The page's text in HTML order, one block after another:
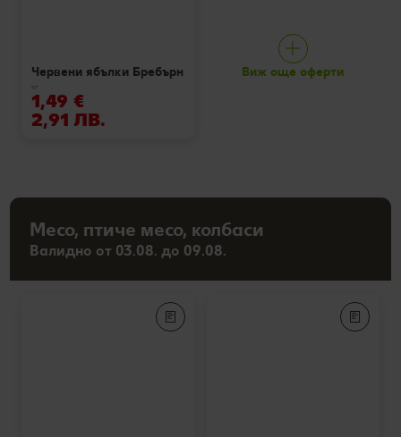
Червени ябълки Бребърн
кг
1,49 €
2,91 ЛВ.
Виж още оферти
Месо, птиче месо, колбаси
Валидно от 03.08. до 09.08.